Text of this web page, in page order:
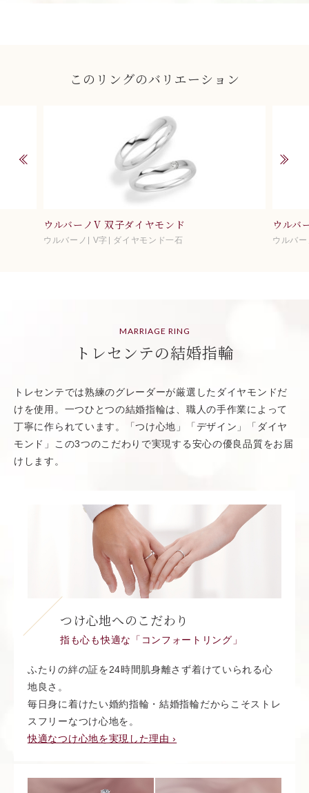
このリングのバリエーション
ウルバーノV 双子ダイヤモンド
ウルバーノ V字 ダイヤモンド一石
ウルバ
ウルバ
MARRIAGE RING
トレセンテの結婚指輪
トレセンテでは熟練のグレーダーが厳選したダイヤモンドだ
けを使用。一つひとつの結婚指輪は、職人の手作業によって
丁寧に作られています。「つけ心地」「デザイン」「ダイヤ
モンド」この3つのこだわりで実現する安心の優良品質をお届
けします。
つけ心地へのこだわり
指も心も快適な「コンフォートリング」
ふたりの絆の証を24時間肌身離さず着けていられる心
地良さ。
毎日身に着けたい婚約指輪・結婚指輪だからこそストレ
スフリーなつけ心地を。
快適なつけ心地を実現した理由 ›